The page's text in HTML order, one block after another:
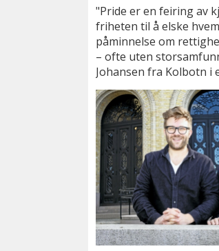
"Pride er en feiring av
friheten til å elske
påminnelse om
– ofte uten
Johansen fra Kolbotn i